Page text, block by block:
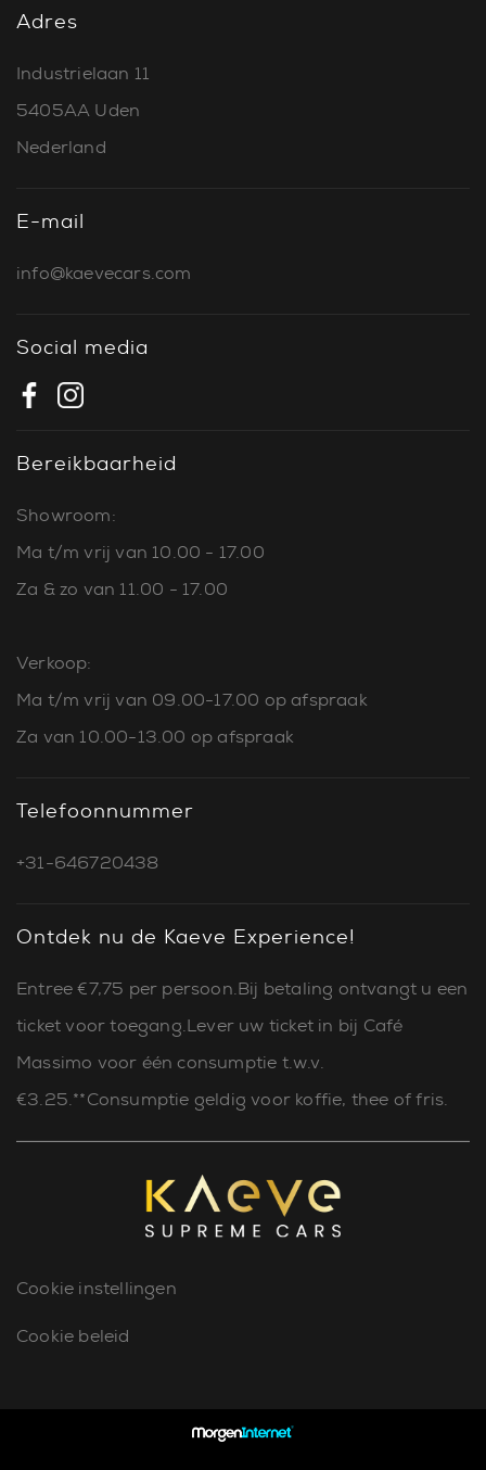
Adres
Industrielaan 11
5405AA Uden
Nederland
E-mail
info@kaevecars.com
Social media
Bereikbaarheid
Showroom:
Ma t/m vrij van 10.00 - 17.00
Za & zo van 11.00 - 17.00
Verkoop:
Ma t/m vrij van 09.00-17.00 op afspraak
Za van 10.00-13.00 op afspraak
Telefoonnummer
+31-646720438
Ontdek nu de Kaeve Experience!
Entree €7,75 per persoon.Bij betaling ontvangt u een
ticket voor toegang.Lever uw ticket in bij Café
Massimo voor één consumptie t.w.v.
€3.25.**Consumptie geldig voor koffie, thee of fris.
Cookie instellingen
Cookie beleid